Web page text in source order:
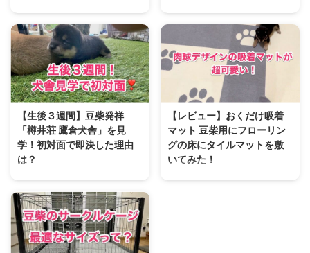
こんばんは あいかわらずブログ
の更新が出来ていない 豆柴キキ
のママです。 前回お迎え準備品
で購入したサークルケージ＆トイ
レトレーのレビューはいかがだっ
たでしょうか？ 今回は お迎え準
備編の第三弾！水分補給のウォー
ターノズルをご紹介させて頂きま
す！ 【レビュー】リッチェル ペ
ット用 ウォーターノズル お迎え
準備品として購入したのは「リッ
ーに選ばれているド定番の水分補
給機です。 リッチェルの製品特
徴を簡単に挙げる ...
は 豆柴キキのママです。 前回投
稿した豆柴用に購入した「サーク
ルケージ」のレビューはいかがだ
ったでしょうか？ 今回は、アド
メイト ヴィラフォートサークル
ケージに付属していたトイレトレ
ー「アドメイト わんトレー ワイ
ド ブラック」をご紹介させて頂
きます。 【レビュー】アドメイ
ト わんトレー ワイドサイズ アド
メイトのサークルケージに付属し
【生後３週間】豆柴発祥
「樽井荘 鷹倉犬舎」を見
学！初対面で即決した理由
は？
は 豆柴キキのママです。 豆柴ブ
ログを始めたにも関わらず、更新
がひどく滞っておりますが 暖か
く見守ってくださってる皆様、誠
にありがとうございます。 さて
【レビュー】おくだけ吸着
マット 豆柴用にフローリン
グの床にタイルマットを敷
いてみた！